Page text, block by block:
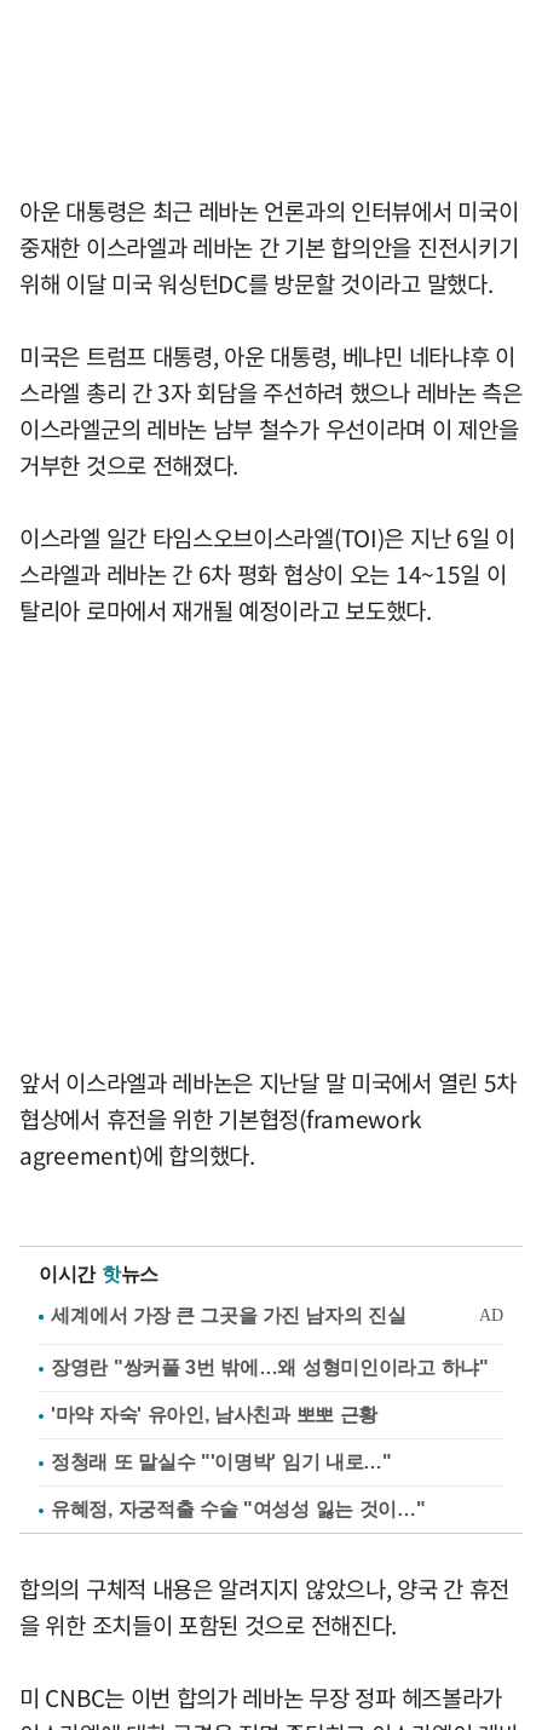
아운 대통령은 최근 레바논 언론과의 인터뷰에서 미국이
중재한 이스라엘과 레바논 간 기본 합의안을 진전시키기
위해 이달 미국 워싱턴DC를 방문할 것이라고 말했다.
미국은 트럼프 대통령, 아운 대통령, 베냐민 네타냐후 이
스라엘 총리 간 3자 회담을 주선하려 했으나 레바논 측은
이스라엘군의 레바논 남부 철수가 우선이라며 이 제안을
거부한 것으로 전해졌다.
이스라엘 일간 타임스오브이스라엘(TOI)은 지난 6일 이
스라엘과 레바논 간 6차 평화 협상이 오는 14~15일 이
탈리아 로마에서 재개될 예정이라고 보도했다.
앞서 이스라엘과 레바논은 지난달 말 미국에서 열린 5차
협상에서 휴전을 위한 기본협정(framework
agreement)에 합의했다.
이시간 핫뉴스
장영란 "쌍커풀 3번 밖에…왜 성형미인이라고 하냐"
'마약 자숙' 유아인, 남사친과 뽀뽀 근황
정청래 또 말실수 "'이명박' 임기 내로…"
유혜정, 자궁적출 수술 "여성성 잃는 것이…"
합의의 구체적 내용은 알려지지 않았으나, 양국 간 휴전
을 위한 조치들이 포함된 것으로 전해진다.
미 CNBC는 이번 합의가 레바논 무장 정파 헤즈볼라가